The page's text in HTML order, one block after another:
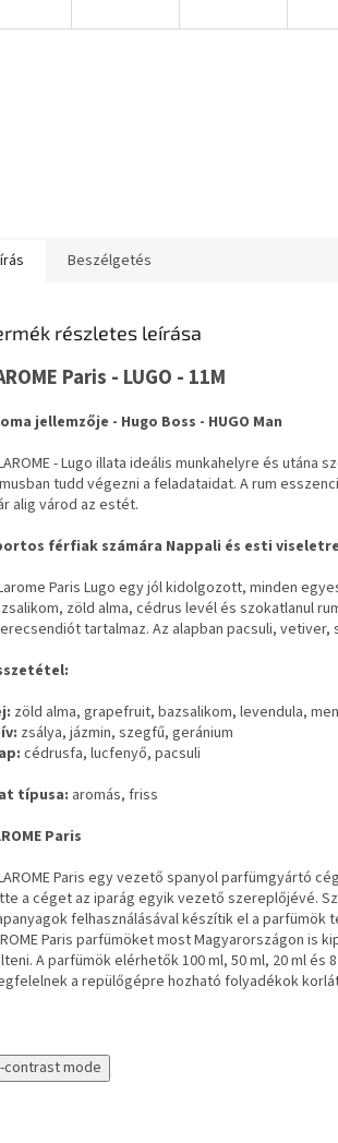
Beszélgetés
részletes leírása
Paris - LUGO - 11M
jellemzője - Hugo Boss - HUGO Man
- Lugo illata ideális munkahelyre és
tudd végezni a feladataidat. A rum
alig várod az estét.
férfiak számára Nappali és esti
Paris Lugo egy jól kidolgozott, minden
zöld alma, cédrus levél és szokatlanul
tartalmaz. Az alapban pacsuli,
zöld alma, grapefruit, bazsalikom, levendula,
zsálya, jázmin, szegfű, geránium
cédrusfa, lucfenyő, pacsuli
típusa: aromás, friss
Paris
Paris egy vezető spanyol parfümgyártó
a céget az iparág egyik vezető szereplőjévé.
felhasználásával készítik el a
Paris parfümöket most Magyarországon is
A parfümök elérhetők 100 ml, 50 ml, 20 ml
a repülőgépre hozható folyadékok
contrast mode